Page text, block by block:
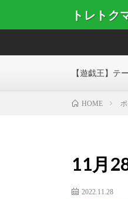
トレトク
【遊戯王】テ
HOME
11月
2022.11.28